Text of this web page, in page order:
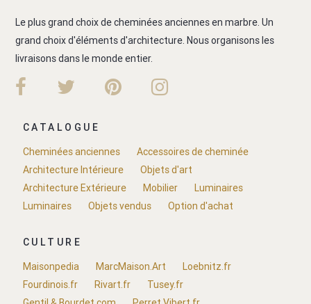
Le plus grand choix de cheminées anciennes en marbre. Un
grand choix d'éléments d'architecture. Nous organisons les
livraisons dans le monde entier.
CATALOGUE
Cheminées anciennes
Accessoires de cheminée
Architecture Intérieure
Objets d'art
Architecture Extérieure
Mobilier
Luminaires
Luminaires
Objets vendus Option d'achat
CULTURE
Maisonpedia
MarcMaison.Art
Loebnitz.fr
Fourdinois.fr
Rivart.fr
Tusey.fr